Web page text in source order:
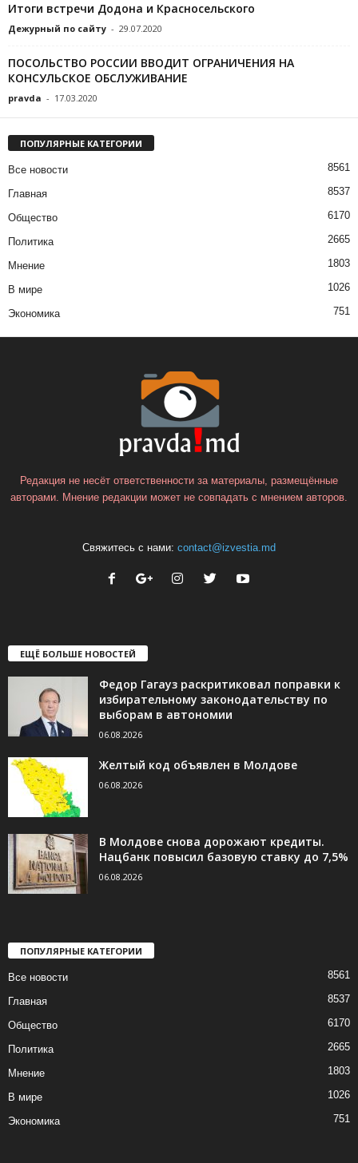
Итоги встречи Додона и Красносельского
Дежурный по сайту - 29.07.2020
ПОСОЛЬСТВО РОССИИ ВВОДИТ ОГРАНИЧЕНИЯ НА
КОНСУЛЬСКОЕ ОБСЛУЖИВАНИЕ
pravda - 17.03.2020
ПОПУЛЯРНЫЕ КАТЕГОРИИ
Все новости 8561
Главная 8537
Общество 6170
Политика 2665
Мнение 1803
В мире 1026
Экономика 751
Редакция не несёт ответственности за материалы, размещённые
авторами. Мнение редакции может не совпадать с мнением авторов.
Свяжитесь с нами: contact@izvestia.md
ЕЩЁ БОЛЬШЕ НОВОСТЕЙ
Федор Гагауз раскритиковал поправки к
избирательному законодательству по
выборам в автономии
06.08.2026
Желтый код объявлен в Молдове
06.08.2026
В Молдове снова дорожают кредиты.
Нацбанк повысил базовую ставку до 7,5%
06.08.2026
ПОПУЛЯРНЫЕ КАТЕГОРИИ
Все новости 8561
Главная 8537
Общество 6170
Политика 2665
Мнение 1803
В мире 1026
Экономика 751